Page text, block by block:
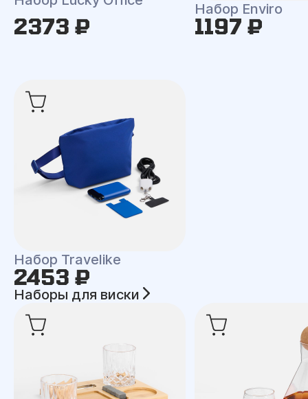
2373 ₽
Набор Enviro
1197 ₽
Набор Travelike
2453 ₽
Наборы для виски